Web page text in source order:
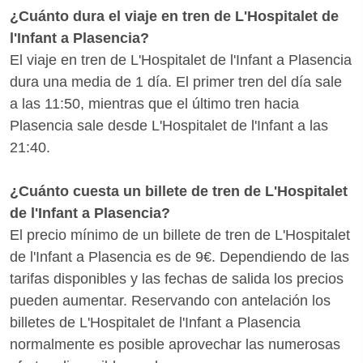
¿Cuánto dura el viaje en tren de L'Hospitalet de
l'Infant a Plasencia?
El viaje en tren de L'Hospitalet de l'Infant a Plasencia
dura una media de 1 día. El primer tren del día sale
a las 11:50, mientras que el último tren hacia
Plasencia sale desde L'Hospitalet de l'Infant a las
21:40.
¿Cuánto cuesta un billete de tren de L'Hospitalet
de l'Infant a Plasencia?
El precio mínimo de un billete de tren de L'Hospitalet
de l'Infant a Plasencia es de 9€. Dependiendo de las
tarifas disponibles y las fechas de salida los precios
pueden aumentar. Reservando con antelación los
billetes de L'Hospitalet de l'Infant a Plasencia
normalmente es posible aprovechar las numerosas